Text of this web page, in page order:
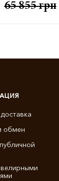
65 855грн
обмен